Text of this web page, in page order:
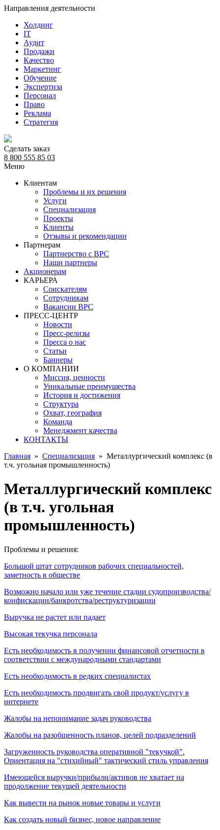
Направления деятельности
Холдинг
IT
Аудит
Продажи
Качество
Маркетинг
Обучение
Экспертиза
Персонал
Право
Реклама
Стратегия
Сделать заказ
8 800 555 85 03
Меню
Клиентам
Проблемы и их решения
Услуги
Специализация
Проекты
Клиенты
Отзывы и рекомендации
Партнерам
Партнерство с BPC
Наши партнеры
Акционерам
КАРЬЕРА
Соискателям
Сотрудникам
Вакансии BPC
ПРЕСС-ЦЕНТР
Новости
Пресс-релизы
Пресса о нас
Статьи
Баннеры
О КОМПАНИИ
Миссия, ценности
Уникальные преимущества
История и достижения
Структура
Охват, география
Команда
Менеджмент качества
КОНТАКТЫ
Главная » Специализация » Металлургический комплекс (в
т.ч. угольная промышленность)
Металлургический комплекс
(в т.ч. угольная
промышленность)
Проблемы и решения:
Большой штат сотрудников рабочих специальностей,
заметность в обществе
Возможно начало или уже течение стадии судопроизводства/
конфискации/банкротства/реструктуризации
Выручка не растет или падает
Высокая текучка персонала
Есть необходимость в получении финансовой отчетности в
соответствии с международными стандартами
Есть необходимость в редких специалистах
Есть необходимость продвигать свой продукт/услугу в
интернете
Жалобы на непонимание задач руководства
Жалобы на разобщенность планов, целей подразделений
Загруженность руководства оперативной "текучкой".
Ориентация на "стихийный" тактический стиль управления
Имеющейся выручки/прибыли/активов не хватает на
продолжение текущей деятельности
Как вывести на рынок новые товары и услуги
Как создать новый бизнес, новое направление